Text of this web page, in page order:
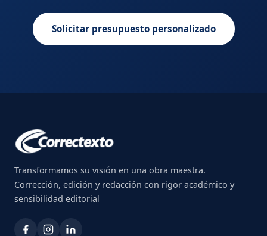
Solicitar presupuesto personalizado
Transformamos su visión en una obra maestra.
Corrección, edición y redacción con rigor académico y
sensibilidad editorial